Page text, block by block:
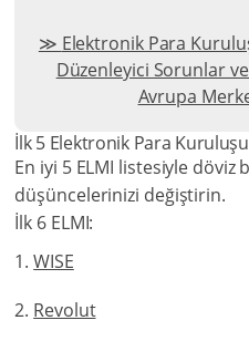
Elektronik Para
Düzenleyici Sorunlar
Avrupa
İlk 5 Elektronik Para
En iyi 5 ELMI listesiyle döviz
düşüncelerinizi değiştirin.
İlk 6 ELMI:
WISE
Revolut